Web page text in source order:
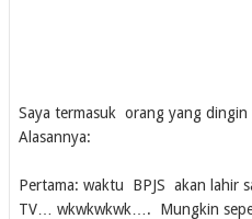
Saya termasuk orang yang dingin
Alasannya:
Pertama: waktu BPJS akan lahir
TV… wkwkwkwk…. Mungkin